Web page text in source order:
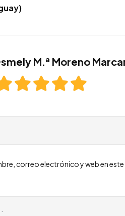
M.ª Moreno
correo electrónico y web en